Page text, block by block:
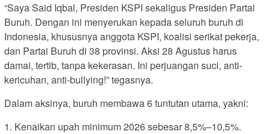
“Saya Said Iqbal, Presiden KSPI sekaligus Presiden Partai
Buruh. Dengan ini menyerukan kepada seluruh buruh di
Indonesia, khususnya anggota KSPI, koalisi serikat pekerja,
dan Partai Buruh di 38 provinsi. Aksi 28 Agustus harus
damai, tertib, tanpa kekerasan. Ini perjuangan suci, anti-
kericuhan, anti-bullying!” tegasnya.
Dalam aksinya, buruh membawa 6 tuntutan utama, yakni:
1. Kenaikan upah minimum 2026 sebesar 8,5%–10,5%.